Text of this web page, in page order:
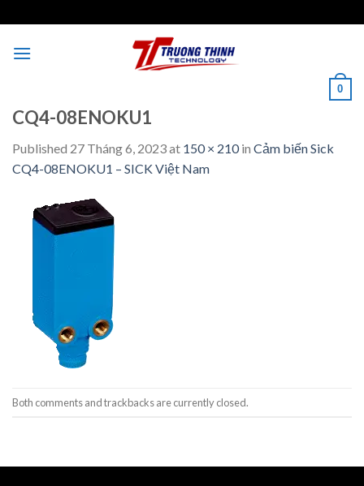
to
content
0
CQ4-08ENOKU1
Published 27 Tháng 6, 2023at 150 × 210in Cảm biến Sick
CQ4-08ENOKU1 – SICK Việt Nam
Both comments and trackbacks are currently closed.